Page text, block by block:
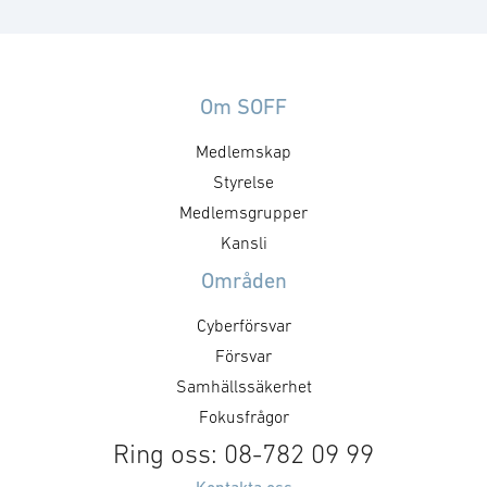
utefter en årligt fastställd
mål och aktiviteter. Syftet med
mötet är att utveckla föreningens
positioner inom cyberområdet,
att besluta om kommande
samt att nätverka mellan
Målsättningen är att det ska …
Om SOFF
Medlemskap
Styrelse
Medlemsgrupper
Kansli
Områden
Cyberförsvar
Försvar
Samhällssäkerhet
Fokusfrågor
Ring oss: 08-782 09 99